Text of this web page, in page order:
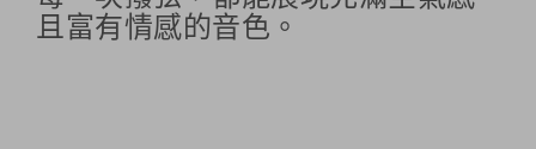
且富有情感的音色。